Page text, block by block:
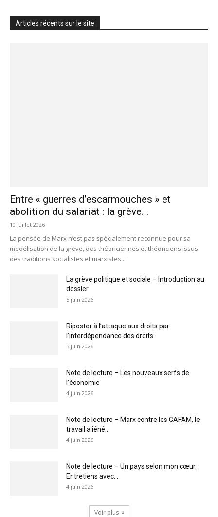
Articles récents sur le site
Entre « guerres d’escarmouches » et
abolition du salariat : la grève...
10 juillet 2026
La pensée de Marx n’est pas spécialement reconnue pour sa
modélisation de la grève, des théoriciennes et théoriciens issus
des traditions socialistes et marxistes...
La grève politique et sociale – Introduction au
dossier
5 juin 2026
Riposter à l’attaque aux droits par
l’interdépendance des droits
5 juin 2026
Note de lecture – Les nouveaux serfs de
l’économie
4 juin 2026
Note de lecture – Marx contre les GAFAM, le
travail aliéné...
4 juin 2026
Note de lecture – Un pays selon mon cœur.
Entretiens avec...
4 juin 2026
Voir plus